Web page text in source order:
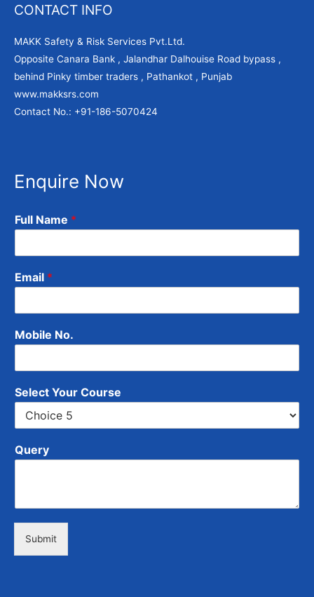
CONTACT INFO
MAKK Safety & Risk Services Pvt.Ltd.
Opposite Canara Bank , Jalandhar Dalhouise Road bypass ,
behind Pinky timber traders , Pathankot , Punjab
www.makksrs.com
Contact No.: +91-186-5070424
Enquire Now
Full Name *
Email *
Mobile No.
Select Your Course
Query
Submit